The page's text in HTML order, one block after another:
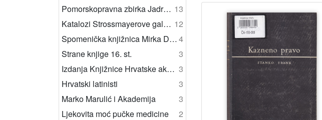
Pomorskopravna zbirka Jadranskog zavoda HAZU 13
Katalozi Strossmayerove galerije 12
Spomenička knjižnica Mirka D. Grmeka ”Povijest znanosti slavenskih naroda”4
Strane knjige 16. st.
3
Izdanja Knjižnice Hrvatske akademije znanosti i umjetnosti 3
Hrvatski latinisti
3
Marko Marulić i Akademija
3
Ljekovita moć pučke medicine
2